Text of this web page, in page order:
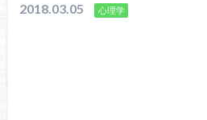
2018.03.05 心理学